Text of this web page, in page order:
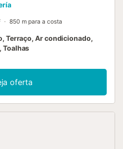
850 m para a costa
Terraço, Ar condicionado,
Toalhas
oferta